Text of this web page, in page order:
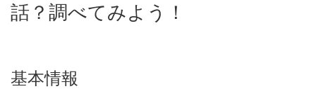
話？調べてみよう！
基本情報